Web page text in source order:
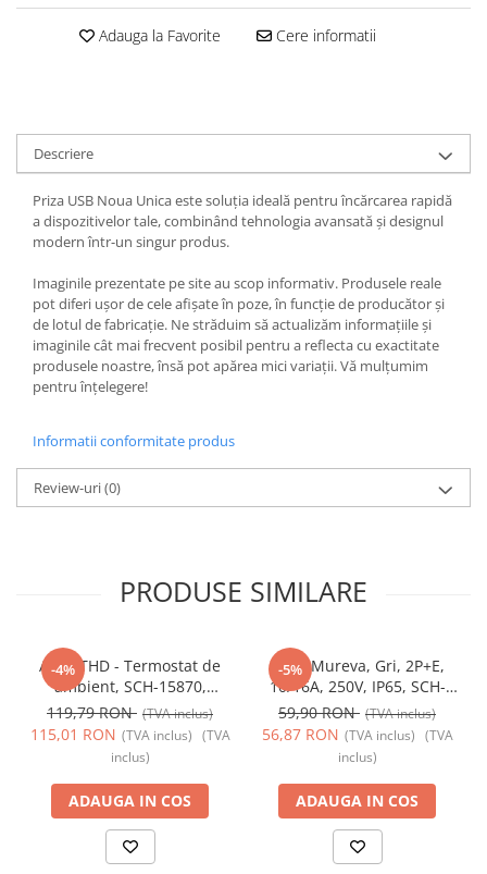
Adauga la Favorite Cere informatii
Descriere
Priza USB Noua Unica este soluția ideală pentru încărcarea rapidă
a dispozitivelor tale, combinând tehnologia avansată și designul
modern într-un singur produs.
Imaginile prezentate pe site au scop informativ. Produsele reale
pot diferi ușor de cele afișate în poze, în funcție de producător și
de lotul de fabricație. Ne străduim să actualizăm informațiile și
imaginile cât mai frecvent posibil pentru a reflecta cu exactitate
produsele noastre, însă pot apărea mici variații. Vă mulțumim
pentru înțelegere!
Informatii conformitate produs
Review-uri(0)
PRODUSE SIMILARE
-4%
Acti9 THD - Termostat de
ambient, SCH-15870,
Schneider Electric -
Schneider
119,79 RON (TVA inclus)
115,01 RON (TVA inclus) (TVA
inclus)
ADAUGA IN COS
-5%
Priza Mureva, Gri, 2P+E,
10/16A, 250V, IP65, SCH-
81141, Schneider Electric -
Schneider
59,90 RON (TVA inclus)
56,87 RON (TVA inclus) (TVA
inclus)
ADAUGA IN COS